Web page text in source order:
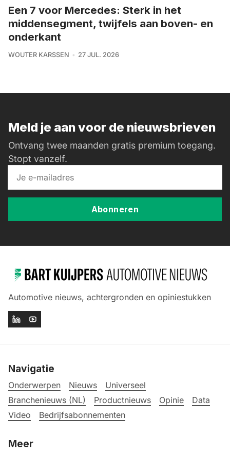
Een 7 voor Mercedes: Sterk in het
middensegment, twijfels aan boven- en
onderkant
WOUTER KARSSEN 27 JUL. 2026
Meld je aan voor de nieuwsbrieven
Ontvang twee maanden gratis premium toegang.
Stopt vanzelf.
Abonneren
Automotive nieuws, achtergronden en opiniestukken
Navigatie
Onderwerpen Nieuws
Universeel
Branchenieuws (NL)
Productnieuws Opinie
Data
Video
Bedrijfsabonnementen
Meer